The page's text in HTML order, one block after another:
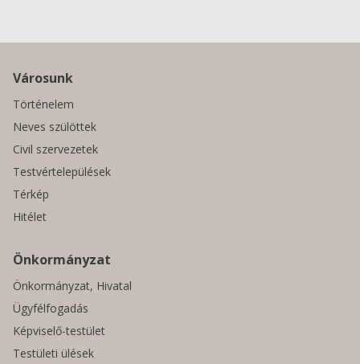
Városunk
Történelem
Neves szülöttek
Civil szervezetek
Testvértelepülések
Térkép
Hitélet
Önkormányzat
Önkormányzat, Hivatal
Ügyfélfogadás
Képviselő-testület
Testületi ülések